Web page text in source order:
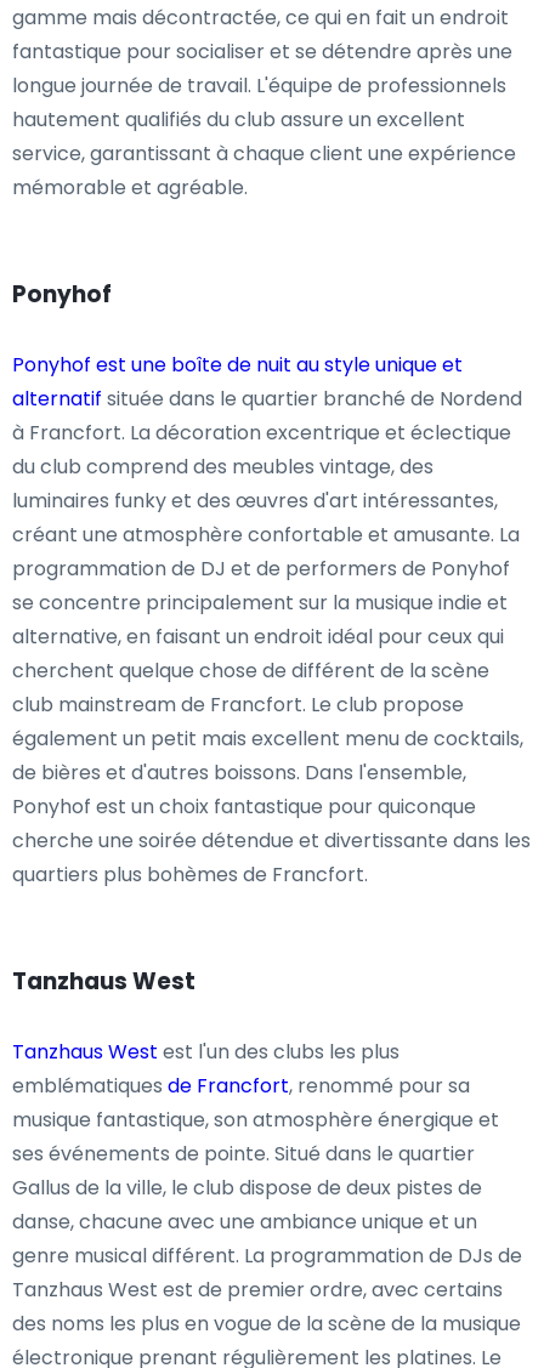
gamme mais décontractée, ce qui en fait un endroit
fantastique pour socialiser et se détendre après une
longue journée de travail. L'équipe de professionnels
hautement qualifiés du club assure un excellent
service, garantissant à chaque client une expérience
mémorable et agréable.
Ponyhof
Ponyhof est une boîte de nuit au style unique et
alternatif située dans le quartier branché de Nordend
à Francfort. La décoration excentrique et éclectique
du club comprend des meubles vintage, des
luminaires funky et des œuvres d'art intéressantes,
créant une atmosphère confortable et amusante. La
programmation de DJ et de performers de Ponyhof
se concentre principalement sur la musique indie et
alternative, en faisant un endroit idéal pour ceux qui
cherchent quelque chose de différent de la scène
club mainstream de Francfort. Le club propose
également un petit mais excellent menu de cocktails,
de bières et d'autres boissons. Dans l'ensemble,
Ponyhof est un choix fantastique pour quiconque
cherche une soirée détendue et divertissante dans les
quartiers plus bohèmes de Francfort.
Tanzhaus West
Tanzhaus West est l'un des clubs les plus
emblématiques de Francfort, renommé pour sa
musique fantastique, son atmosphère énergique et
ses événements de pointe. Situé dans le quartier
Gallus de la ville, le club dispose de deux pistes de
danse, chacune avec une ambiance unique et un
genre musical différent. La programmation de DJs de
Tanzhaus West est de premier ordre, avec certains
des noms les plus en vogue de la scène de la musique
électronique prenant régulièrement les platines. Le